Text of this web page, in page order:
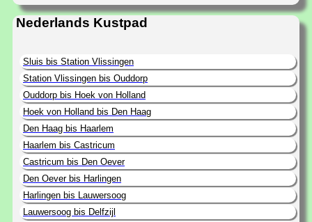
Nederlands Kustpad
Sluis bis Station Vlissingen
Station Vlissingen bis Ouddorp
Ouddorp bis Hoek von Holland
Hoek von Holland bis Den Haag
Den Haag bis Haarlem
Haarlem bis Castricum
Castricum bis Den Oever
Den Oever bis Harlingen
Harlingen bis Lauwersoog
Lauwersoog bis Delfzijl